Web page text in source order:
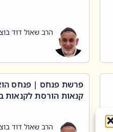
הרב שאול דוד
פרשת פנחס | פנחס
קנאות הורסת לקנאות
הרב שאול דוד